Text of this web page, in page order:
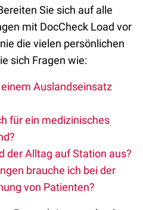
Sie sich auf alle
mit DocCheck Load vor
die vielen persönlichen
sich Fragen wie:
Auslandseinsatz
für ein medizinisches
der Alltag auf Station aus?
brauche ich bei der
von Patienten?